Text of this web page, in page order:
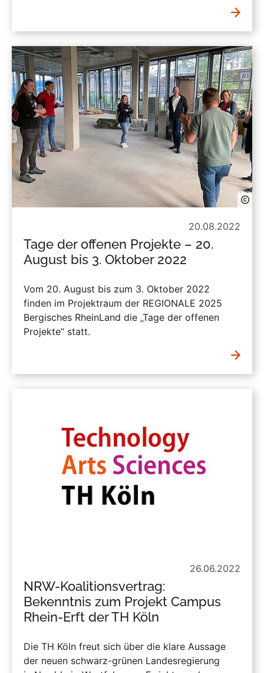
20.08.2022
Tage der offenen Projekte – 20.
August bis 3. Oktober 2022
Vom 20. August bis zum 3. Oktober 2022
finden im Projektraum der REGIONALE 2025
Bergisches RheinLand die „Tage der offenen
Projekte“ statt.
26.06.2022
NRW-Koalitionsvertrag:
Bekenntnis zum Projekt Campus
Rhein-Erft der TH Köln
Die TH Köln freut sich über die klare Aussage
der neuen schwarz-grünen Landesregierung